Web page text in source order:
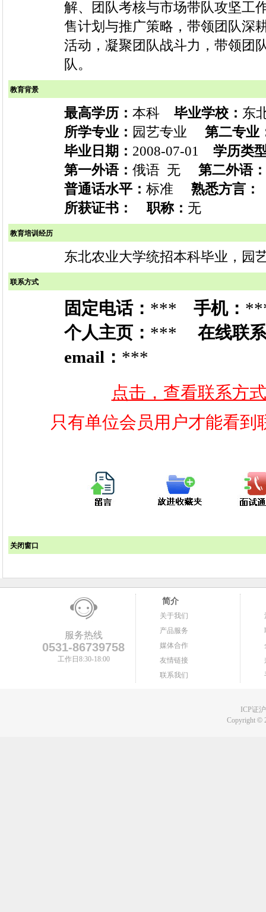
解、团队考核与市场带队攻坚工
售计划与推广策略，带领团队深
活动，凝聚团队战斗力，带领团
队。
教育背景
最高学历： 本科 毕业学校： 东
所学专业： 园艺专业 第二专业
毕业日期： 2008-07-01 学历类
第一外语： 俄语 无 第二外语：
普通话水平： 标准 熟悉方言：
所获证书：
职称： 无
教育培训经历
东北农业大学统招本科毕业，园
联系方式
固定电话： *** 手机：
个人主页： *** 在线联
email： ***
点击，查看联系方
只有单位会员用户才能看到
关闭窗口
服务热线
0531-86739758
工作日8:30-18:00
简介
关于我们
产品服务
媒体合作
友情链接
联系我们
ICP证
Copyright ©